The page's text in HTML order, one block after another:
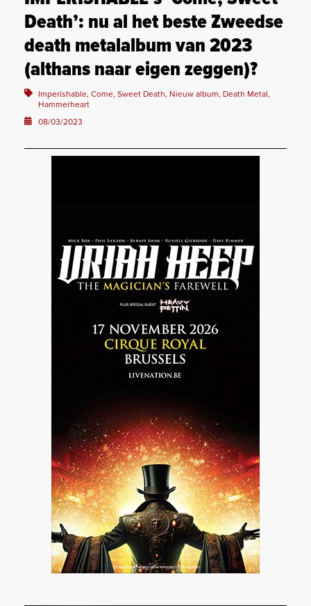
Death’: nu al het beste Zweedse
death metalalbum van 2023
(althans naar eigen zeggen)?
Imperishable, Come, Sweet Death, Nieuw album, Death Metal,
Hammerheart
08/03/2023